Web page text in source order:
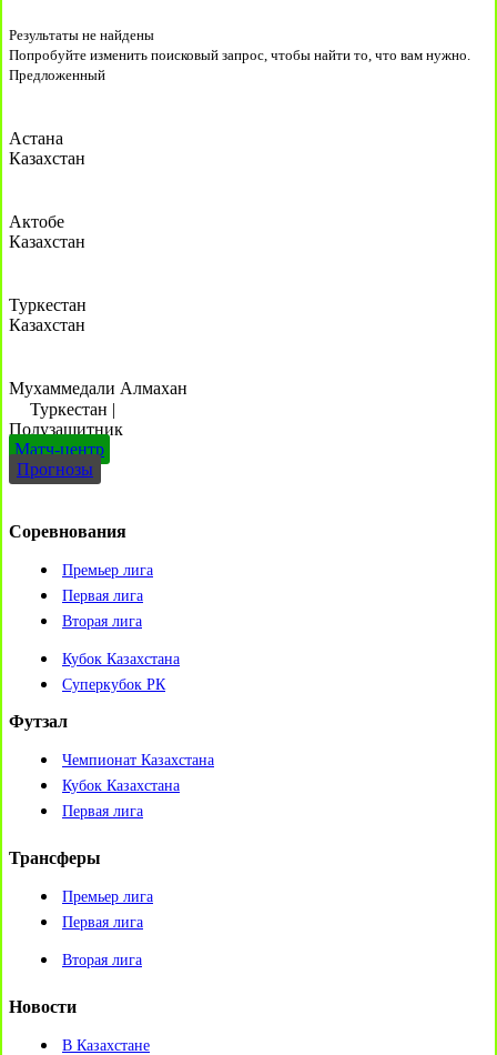
Результаты не найдены
Попробуйте изменить поисковый запрос, чтобы найти то, что вам нужно.
Предложенный
Астана
Казахстан
Актобе
Казахстан
Туркестан
Казахстан
Мухаммедали Алмахан
Туркестан |
Полузащитник
Матч-центр
Прогнозы
Соревнования
Премьер лига
Первая лига
Вторая лига
Кубок Казахстана
Суперкубок РК
Футзал
Чемпионат Казахстана
Кубок Казахстана
Первая лига
Трансферы
Премьер лига
Первая лига
Вторая лига
Новости
В Казахстане